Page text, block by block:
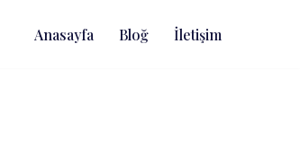
Anasayfa Bloğ İletişim